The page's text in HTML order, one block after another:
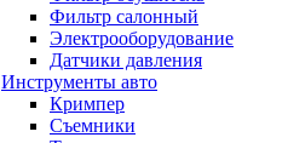
Фильтр салонный
Электрооборудование
Датчики давления
Инструменты авто
Кримпер
Съемники